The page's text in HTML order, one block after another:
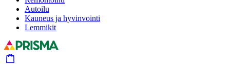
Autoilu
Kauneus ja hyvinvointi
Lemmikit